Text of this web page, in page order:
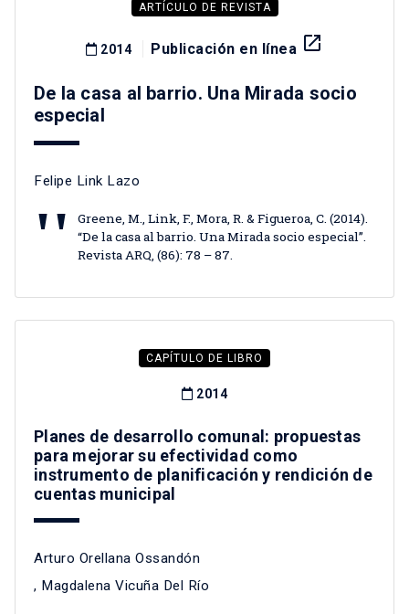
ARTÍCULO DE REVISTA
2014 Publicación en línea launch
De la casa al barrio. Una Mirada socio
especial
Felipe Link Lazo
Greene, M., Link, F., Mora, R. & Figueroa, C. (2014).
“De la casa al barrio. Una Mirada socio especial”.
Revista ARQ, (86): 78 – 87.
CAPÍTULO DE LIBRO
2014
Planes de desarrollo comunal: propuestas
para mejorar su efectividad como
instrumento de planificación y rendición de
cuentas municipal
Arturo Orellana Ossandón
, Magdalena Vicuña Del Río